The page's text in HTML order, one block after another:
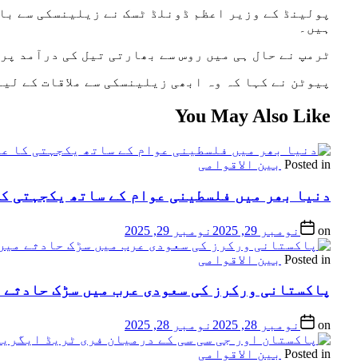
پولینڈ کے وزیر اعظم ڈونلڈ ٹسک نے زیلینسکی سے
ہیں۔
ٹرمپ نے حال ہی میں روس سے بھارتی تیل کی درآمد
پیوٹن نے کہا کہ وہ ابھی زیلینسکی سے ملاقات کے
You May Also Like
Posted in بین الاقوامی
دنیا بھر میں فلسطینی عوام کے ساتھ یکجہتی
on نومبر 29, 2025 نومبر 29, 2025
Posted in بین الاقوامی
پاکستانی ورکرز کی سعودی عرب میں سڑک حادثے
on نومبر 28, 2025 نومبر 28, 2025
Posted in بین الاقوامی